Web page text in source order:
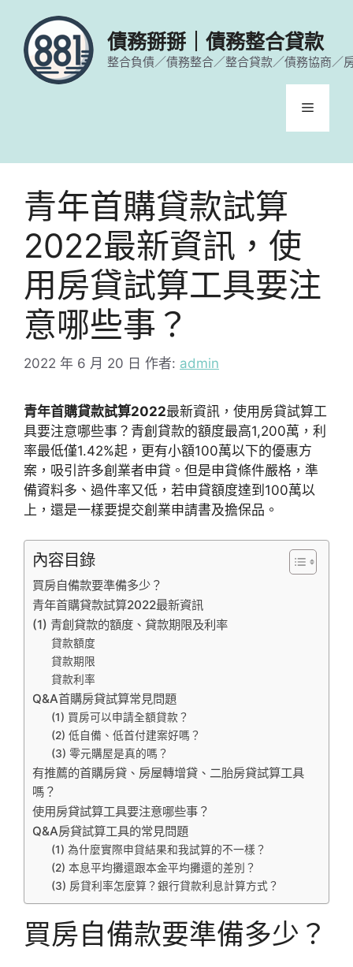
債務掰掰｜債務整合貸款
整合負債／債務整合／整合貸款／債務協商／
選
青年首購貸款試算
2022最新資訊，使
用房貸試算工具要注
意哪些事？
2022 年 6 月 20 日 作者: admin
青年首購貸款試算2022最新資訊，使用房貸試算工
具要注意哪些事？青創貸款的額度最高1,200萬，利
率最低僅1.42%起，更有小額100萬以下的優惠方
案，吸引許多創業者申貸。但是申貸條件嚴格，準
備資料多、過件率又低，若申貸額度達到100萬以
上，還是一樣要提交創業申請書及擔保品。
內容目錄
買房自備款要準備多少？
青年首購貸款試算2022最新資訊
(1) 青創貸款的額度、貸款期限及利率
貸款額度
貸款期限
貸款利率
Q&A首購房貸試算常見問題
(1) 買房可以申請全額貸款？
(2) 低自備、低首付建案好嗎？
(3) 零元購屋是真的嗎？
有推薦的首購房貸、房屋轉增貸、二胎房貸試算工具
嗎？
使用房貸試算工具要注意哪些事？
Q&A房貸試算工具的常見問題
(1) 為什麼實際申貸結果和我試算的不一樣？
(2) 本息平均攤還跟本金平均攤還的差別？
(3) 房貸利率怎麼算？銀行貸款利息計算方式？
買房自備款要準備多少？